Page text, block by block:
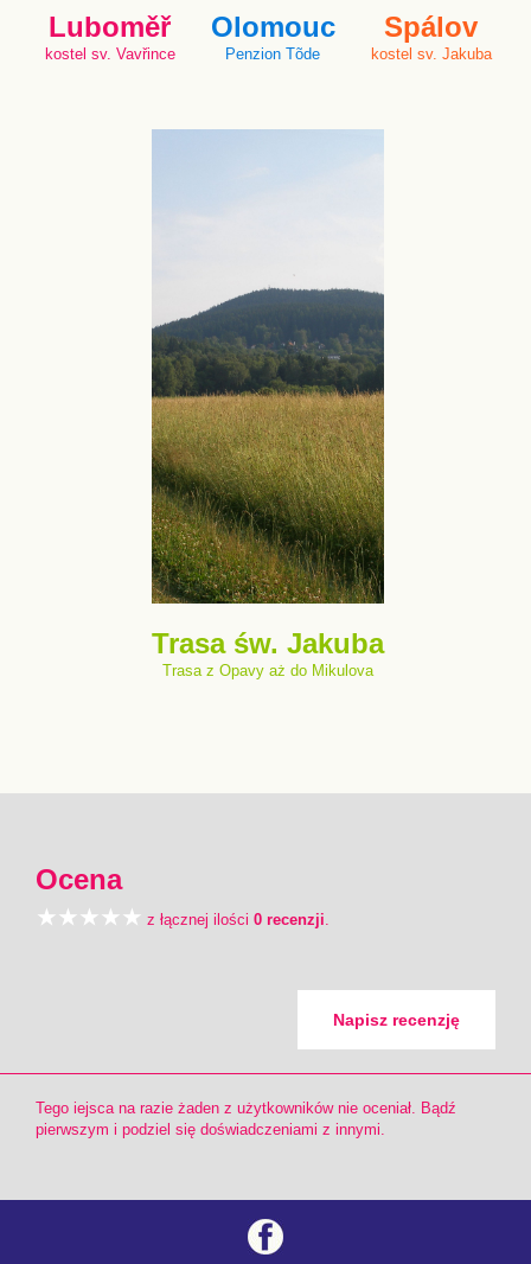
Luboměř
kostel sv. Vavřince
Olomouc
Penzion Tõde
Spálov
kostel sv. Jakuba
Trasa św. Jakuba
Trasa z Opavy aż do Mikulova
Ocena
z łącznej ilości 0 recenzji.
Napisz recenzję
Tego iejsca na razie żaden z użytkowników nie oceniał. Bądź
pierwszym i podziel się doświadczeniami z innymi.